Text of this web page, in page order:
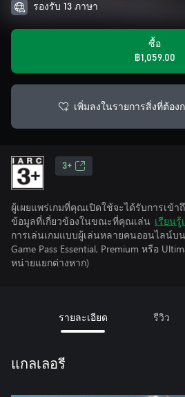
รองรับ 13 ภาษา
ซื้อ
฿1,059.00
เพิ่มลงในรายการสิ่งที่ต้อง
3+
ผู้เผยแพร่เกมที่คุณเปิดใช้จะได้รับการเข้า
ข้อมูลที่เกี่ยวข้องในขณะที่คุณเล่น เรียนรู้
การเล่นเกมแบบผู้เล่นหลายคนออนไลน์บ
Game Pass Essential, Premium หรือ
หน่ายแยกต่างหาก)
รายละเอียด รีวิว
แกลเลอรี